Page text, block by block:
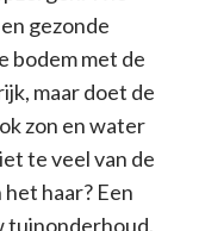
gezonde
bodem met de
maar doet de
zon en water
te veel van de
haar? Een
tuinonderhoud.